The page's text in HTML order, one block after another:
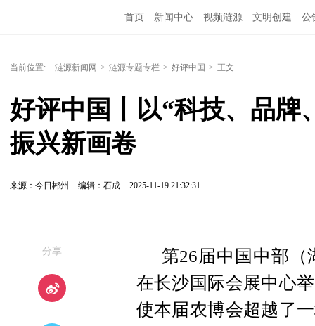
首页 新闻中心 视频涟源 文明创建 公
当前位置: 涟源新闻网 > 涟源专题专栏 > 好评中国 > 正文
好评中国丨以“科技、品牌
振兴新画卷
来源：今日郴州 编辑：石成 2025-11-19 21:32:31
—分享— 第26届中国中部（
在长沙国际会展中心
使本届农博会超越了